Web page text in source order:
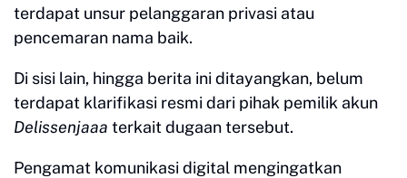
terdapat unsur pelanggaran privasi atau
pencemaran nama baik.
Di sisi lain, hingga berita ini ditayangkan, belum
terdapat klarifikasi resmi dari pihak pemilik akun
Delissenjaaa terkait dugaan tersebut.
Pengamat komunikasi digital mengingatkan